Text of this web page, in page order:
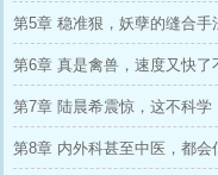
第5章 稳准狠，妖孽的缝合手
第6章 真是禽兽，速度又快了
第7章 陆晨希震惊，这不科学
第8章 内外科甚至中医，都会